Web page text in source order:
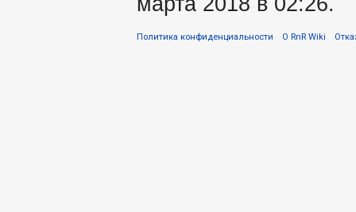
Политика конфиденциальности О RnR Wiki